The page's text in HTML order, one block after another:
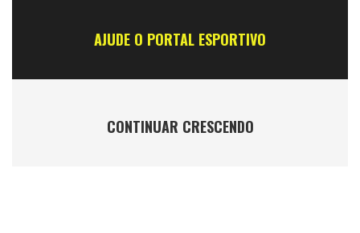
AJUDE O PORTAL ESPORTIVO
CONTINUAR CRESCENDO